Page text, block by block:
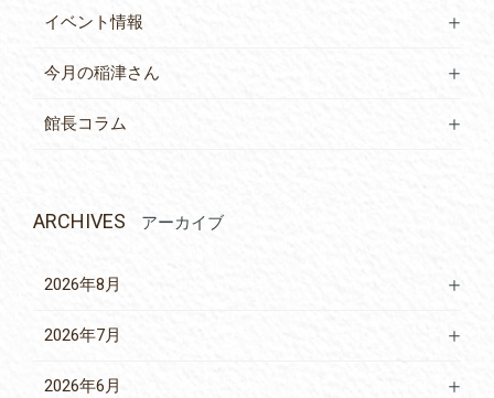
イベント情報
今月の稲津さん
館長コラム
ARCHIVES アーカイブ
2026年8月
2026年7月
2026年6月